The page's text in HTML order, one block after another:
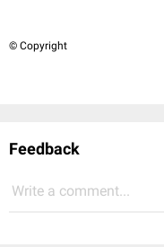
© Copyright
Feedback
Write a comment...